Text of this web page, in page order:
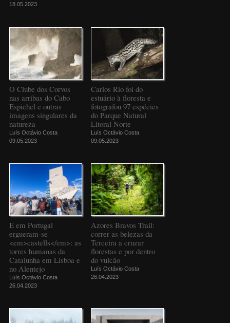
18.05.2023
O Clube dos Corvos
nas arribas do Cabo
Espichel e outras
imagens singulares da
natureza
Luís Octávio Costa
09.05.2023
Carlos Rio foi do
estuário à floresta e
fotografou 97 espécies
do Parque Natural
Litoral Norte
Luís Octávio Costa
09.05.2023
E em Portugal
ergueram-se
<em>castells</em>: as
torres humanas da
Catalunha em Lisboa e
no Alentejo
Luís Octávio Costa
26.04.2023
Azores Bravos Trail:
correr as belezas da
Terceira a cruzar
florestas e por dentro
do vulcão
Luís Octávio Costa
26.04.2023